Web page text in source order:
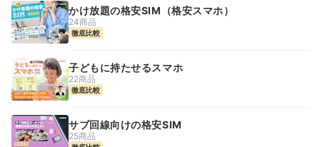
かけ放題の格安SIM（格安スマホ）
24商品
徹底比較
子どもに持たせるスマホ
22商品
徹底比較
サブ回線向けの格安SIM
25商品